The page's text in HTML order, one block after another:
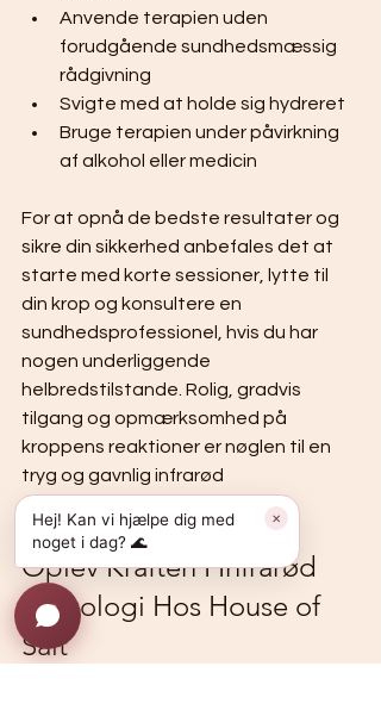
Anvende terapien uden
forudgående sundhedsmæssig
rådgivning
Svigte med at holde sig hydreret
Bruge terapien under påvirkning
af alkohol eller medicin
For at opnå de bedste resultater og
sikre din sikkerhed anbefales det at
starte med korte sessioner, lytte til
din krop og konsultere en
sundhedsprofessionel, hvis du har
nogen underliggende
helbredstilstande. Rolig, gradvis
tilgang og opmærksomhed på
kroppens reaktioner er nøglen til en
tryg og gavnlig infrarød
saunaoplevelse.
Oplev Kraften I Infrarød
Teknologi Hos House of
Salt
Hej! Kan vi hjælpe dig med
noget i dag? 🌊
✕